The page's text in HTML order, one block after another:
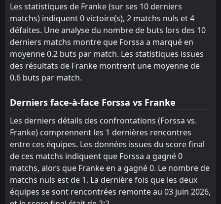
Les statistiques de Franke (sur ses 10 derniers
matchs) indiquent 0 victoire(s), 2 matchs nuls et 4
défaites. Une analyse du nombre de buts lors des 10
derniers matchs montre que Forssa a marqué en
moyenne 0.2 buts par match. Les statistiques issues
des résultats de Franke montrent une moyenne de
0.6 buts par match.
Derniers face-à-face Forssa vs Franke
Les derniers détails des confrontations (Forssa vs.
Franke) comprennent les 1 dernières rencontres
entre ces équipes. Les données issues du score final
de ces matchs indiquent que Forssa a gagné 0
matchs, alors que Franke en a gagné 0. Le nombre de
matchs nuls est de 1. La dernière fois que les deux
équipes se sont rencontrées remonte au 03 juin 2026,